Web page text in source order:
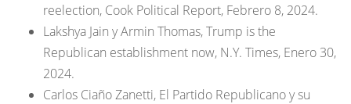
reelection, Cook Political Report, Febrero 8, 2024.
Lakshya Jain y Armin Thomas, Trump is the
Republican establishment now, N.Y. Times, Enero 30,
2024.
Carlos Ciaño Zanetti, El Partido Republicano y su